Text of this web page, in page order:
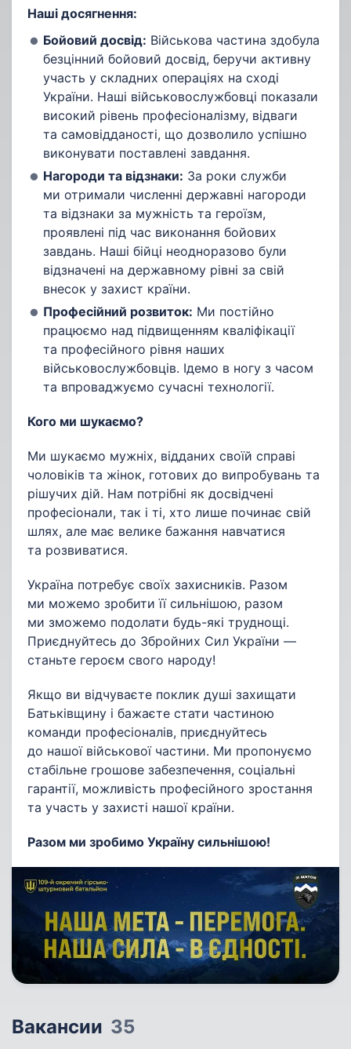
Наші досягнення:
Бойовий досвід: Військова частина здобула
безцінний бойовий досвід, беручи активну
участь у складних операціях на сході
України. Наші військовослужбовці показали
високий рівень професіоналізму, відваги
та самовідданості, що дозволило успішно
виконувати поставлені завдання.
Нагороди та відзнаки: За роки служби
ми отримали численні державні нагороди
та відзнаки за мужність та героїзм,
проявлені під час виконання бойових
завдань. Наші бійці неодноразово були
відзначені на державному рівні за свій
внесок у захист країни.
Професійний розвиток: Ми постійно
працюємо над підвищенням кваліфікації
та професійного рівня наших
військовослужбовців. Ідемо в ногу з часом
та впроваджуємо сучасні технології.
Кого ми шукаємо?
Ми шукаємо мужніх, відданих своїй справі
чоловіків та жінок, готових до випробувань та
рішучих дій. Нам потрібні як досвідчені
професіонали, так і ті, хто лише починає свій
шлях, але має велике бажання навчатися
та розвиватися.
Україна потребує своїх захисників. Разом
ми можемо зробити її сильнішою, разом
ми зможемо подолати будь-які труднощі.
Приєднуйтесь до Збройних Сил України —
станьте героєм свого народу!
Якщо ви відчуваєте поклик душі захищати
Батьківщину і бажаєте стати частиною
команди професіоналів, приєднуйтесь
до нашої військової частини. Ми пропонуємо
стабільне грошове забезпечення, соціальні
гарантії, можливість професійного зростання
та участь у захисті нашої країни.
Разом ми зробимо Україну сильнішою!
Вакансии 35